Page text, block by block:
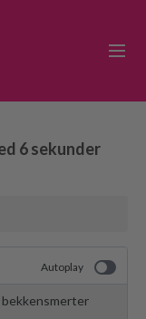
6 sekunder
Autoplay